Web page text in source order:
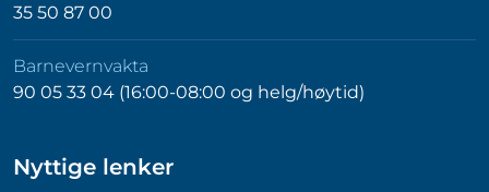
35 50 87 00
Barnevernvakta
90 05 33 04 (16:00-08:00 og helg/høytid)
Nyttige lenker